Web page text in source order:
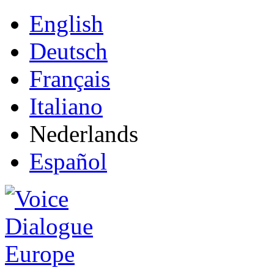
English
Deutsch
Français
Italiano
Nederlands
Español